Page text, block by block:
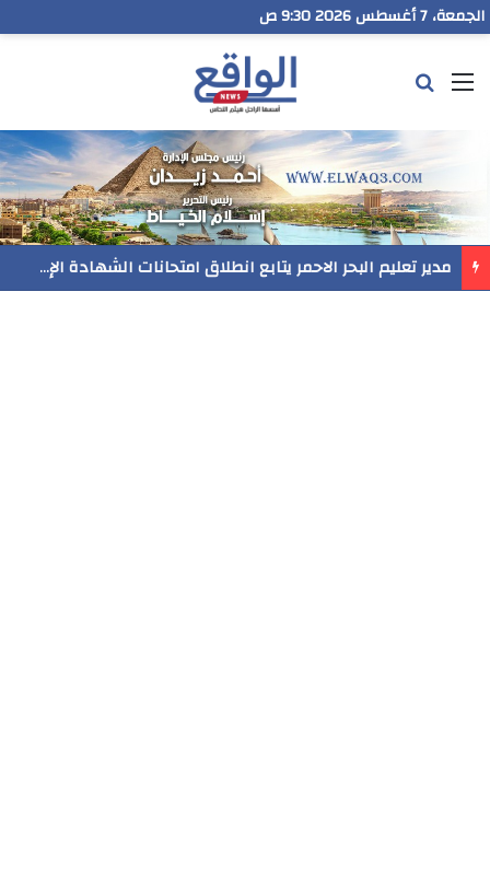
الجمعة، 7 أغسطس 2026 9:30 ص
القائمة
مدير تعليم البحر الاحمر يتابع انطلاق امتحانات الشهادة الإعدادية ويؤكد: الانضباط